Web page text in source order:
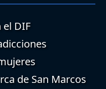
DIF
de San Marcos